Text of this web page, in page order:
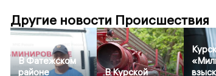
Другие новости Происшествия
В Фатежском
районе
В Курской